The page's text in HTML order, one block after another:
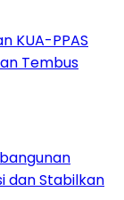
KUA-PPAS
Tembus
dan Stabilkan